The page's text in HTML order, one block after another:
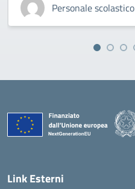
Personale scolastico
Link Esterni